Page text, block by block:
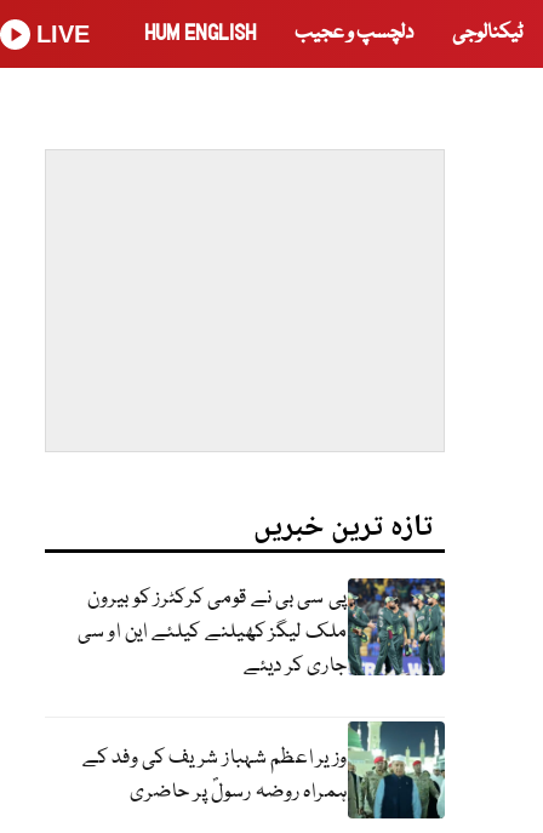
ٹیکنالوجی دلچسپ و عجیب HUM ENGLISH
LIVE
تازہ ترین خبریں
پی سی بی نے قومی کرکٹرز کو بیرون
ملک لیگز کھیلنے کیلئے این او سی
جاری کر دیئے
وزیر اعظم شہباز شریف کی وفد کے
ہمراہ روضہ رسولؐ پر حاضری